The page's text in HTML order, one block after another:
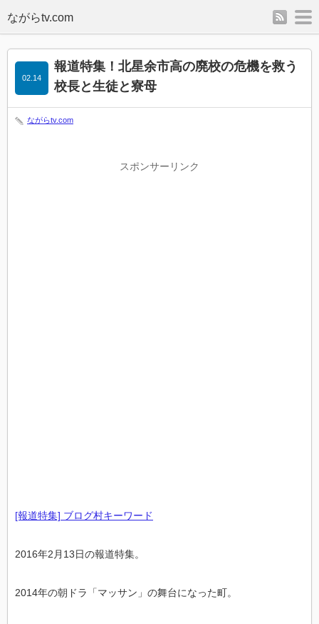
rss
報道特集！北星余市高の廃校の危機を救う
校長と生徒と寮母
02.14
ながらtv.com
スポンサーリンク
[報道特集] ブログ村キーワード
2016年2月13日の報道特集。
2014年の朝ドラ「マッサン」の舞台になった町。